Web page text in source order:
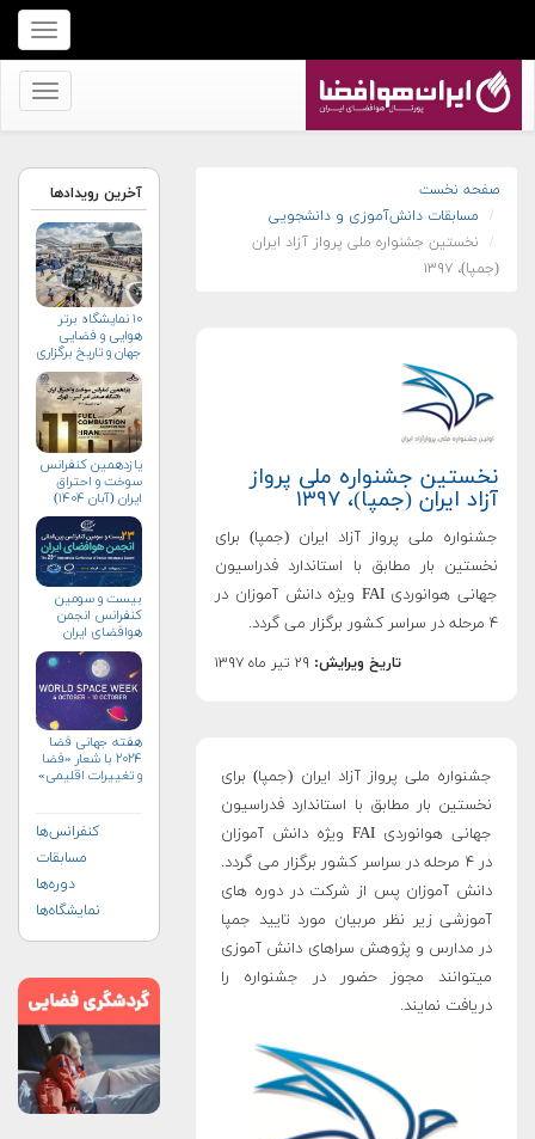
برای
نمایش
منو
برای
کنید
صفحه نخست
مسابقات دانش‌آموزی و دانشجویی
نخستین جشنواره ملی پرواز آزاد ایران
(جمپا)، ۱۳۹۷
نخستین جشنواره ملی پرواز
آزاد ایران (جمپا)، ۱۳۹۷
جشنواره ملی پرواز آزاد ایران (جمپا) برای
نخستین بار مطابق با استاندارد فدراسیون
جهانی هوانوردی FAI ویژه دانش آموزان در
۴ مرحله در سراسر کشور برگزار می گردد
.
تاریخ ویرایش: ۲۹ تیر ماه ۱۳۹۷
جشنواره ملی پرواز آزاد ایران (جمپا) برای
نخستین بار مطابق با استاندارد فدراسیون
جهانی هوانوردی FAI ویژه دانش آموزان
در ۴ مرحله در سراسر کشور برگزار می گردد.
دانش آموزان پس از شرکت در دوره های
آموزشی زیر نظر مربیان مورد تایید جمپا
در مدارس و پژوهش سراهای دانش آموزی
میتوانند مجوز حضور در جشنواره را
دریافت نمایند.
آخرین رویدادها
۱۰ نمایشگاه برتر
هوایی و فضایی
جهان و تاریخ برگزاری
آن‌ها
یازدهمین کنفرانس
سوخت و احتراق
ایران (آبان‌ ۱۴۰۴)
بیست و سومین
کنفرانس انجمن
هوافضای ايران
هفته جهانی فضا
۲۰۲۴ با شعار «فضا
و تغییرات اقلیمی»
کنفرانس‌ها
مسابقات
دوره‌ها
نمایشگاه‌ها